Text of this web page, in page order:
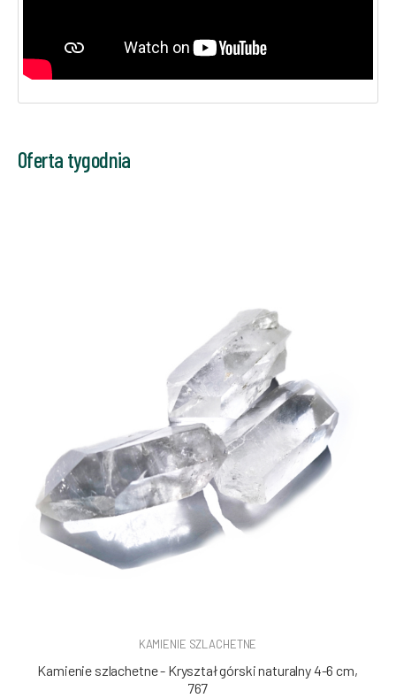
Oferta tygodnia
KAMIENIE SZLACHETNE
Kamienie szlachetne - Kryształ górski naturalny 4-6 cm,
767